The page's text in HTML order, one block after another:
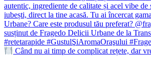
Când nu ai timp de complicat rețete, dar